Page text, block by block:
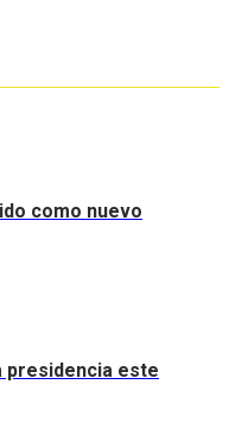
como nuevo
presidencia este